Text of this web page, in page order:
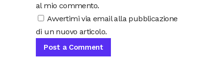
al mio commento.
Avvertimi via email alla pubblicazione
di un nuovo articolo.